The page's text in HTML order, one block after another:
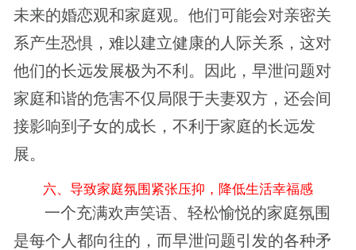
未来的婚恋观和家庭观。他们可能会对亲密关
系产生恐惧，难以建立健康的人际关系，这对
他们的长远发展极为不利。因此，早泄问题对
家庭和谐的危害不仅局限于夫妻双方，还会间
接影响到子女的成长，不利于家庭的长远发
展。
六、导致家庭氛围紧张压抑，降低生活幸福感
一个充满欢声笑语、轻松愉悦的家庭氛围
是每个人都向往的，而早泄问题引发的各种矛